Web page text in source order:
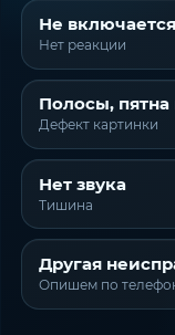
Не включается
Нет реакции
Полосы, пятна
Дефект картинки
Нет звука
Тишина
Другая
Опишем по